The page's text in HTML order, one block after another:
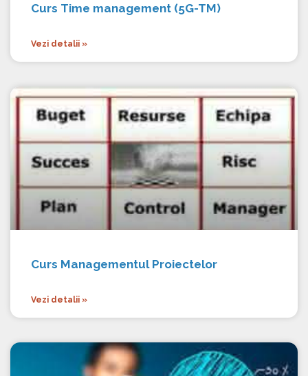
Curs Time management (5G-TM)
Vezi detalii »
Curs Managementul Proiectelor
Vezi detalii »